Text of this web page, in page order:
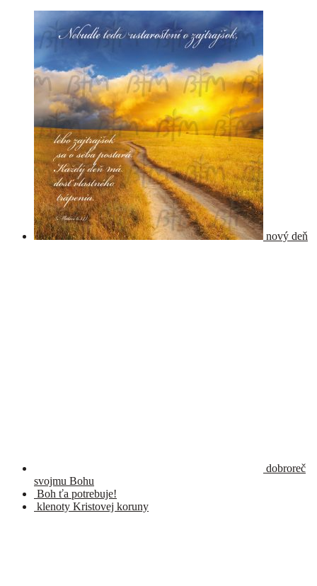
nový deň
dobroreč
svojmu Bohu
Boh ťa potrebuje!
klenoty Kristovej koruny